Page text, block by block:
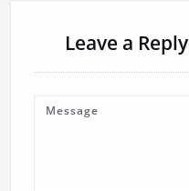
Leave a Reply